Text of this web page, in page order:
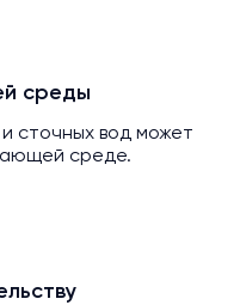
среды
сточных вод может
среде.